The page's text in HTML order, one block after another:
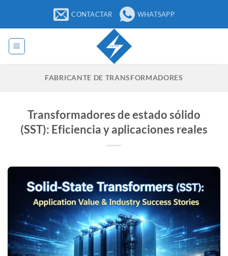
contenido
CONTACTAR WHATSAPP
FABRICANTE DE TRANSFORMADORES
Transformadores de estado sólido
(SST): Eficiencia y aplicaciones reales